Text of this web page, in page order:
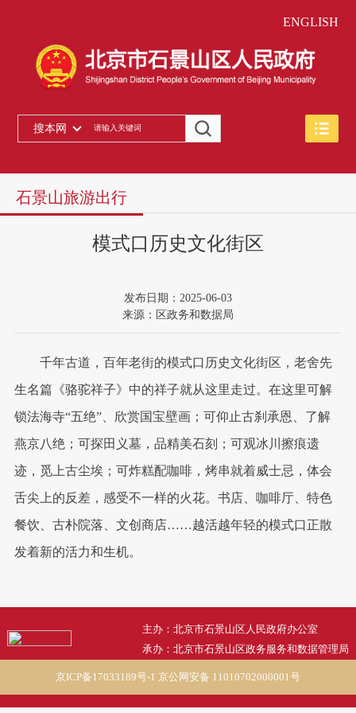
ENGLISH
搜本网
石景山旅游出行
模式口历史文化街区
发布日期：2025-06-03
来源：区政务和数据局
千年古道，百年老街的模式口历史文化街区，老舍先
生名篇《骆驼祥子》中的祥子就从这里走过。在这里可解
锁法海寺“五绝”、欣赏国宝壁画；可仰止古刹承恩、了解
燕京八绝；可探田义墓，品精美石刻；可观冰川擦痕遗
迹，觅上古尘埃；可炸糕配咖啡，烤串就着威士忌，体会
舌尖上的反差，感受不一样的火花。书店、咖啡厅、特色
餐饮、古朴院落、文创商店……越活越年轻的模式口正散
发着新的活力和生机。
主办：北京市石景山区人民政府办公室
承办：北京市石景山区政务服务和数据管理局
京ICP备17033189号-1 京公网安备 11010702000001号